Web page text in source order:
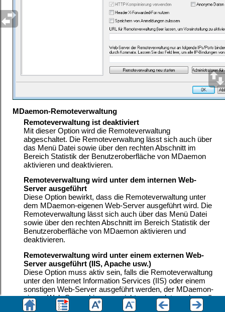
MDaemon-Remoteverwaltung
Remoteverwaltung ist deaktiviert
Mit dieser Option wird die Remoteverwaltung
abgeschaltet. Die Remoteverwaltung lässt sich auch über
das Menü Datei sowie über den rechten Abschnitt im
Bereich Statistik der Benutzeroberfläche von MDaemon
aktivieren und deaktivieren.
Remoteverwaltung wird unter dem internen Web-
Server ausgeführt
Diese Option bewirkt, dass die Remoteverwaltung unter
dem MDaemon-eigenen Web-Server ausgeführt wird. Die
Remoteverwaltung lässt sich auch über das Menü Datei
sowie über den rechten Abschnitt im Bereich Statistik der
Benutzeroberfläche von MDaemon aktivieren und
deaktivieren.
Remoteverwaltung wird unter einem externen Web-
Server ausgeführt (IIS, Apache usw.)
Diese Option muss aktiv sein, falls die Remoteverwaltung
unter den Internet Information Services (IIS) oder einem
sonstigen Web-Server ausgeführt werden, der MDaemon-
eigene Web-Server hingegen nicht verwendet werden soll.
So lange diese Option aktiv ist, sind bestimmte